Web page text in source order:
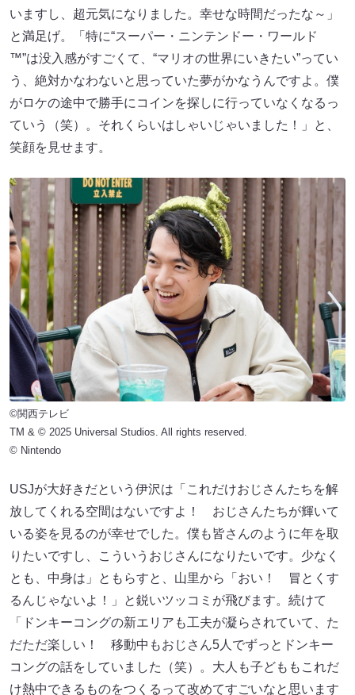
いますし、超元気になりました。幸せな時間だったな～」
と満足げ。「特に“スーパー・ニンテンドー・ワールド
™”は没入感がすごくて、“マリオの世界にいきたい”ってい
う、絶対かなわないと思っていた夢がかなうんですよ。僕
がロケの途中で勝手にコインを探しに行っていなくなるっ
ていう（笑）。それくらいはしゃいじゃいました！」と、
笑顔を見せます。
©関西テレビ
TM & © 2025 Universal Studios. All rights reserved.
© Nintendo
USJが大好きだという伊沢は「これだけおじさんたちを解
放してくれる空間はないですよ！ おじさんたちが輝いて
いる姿を見るのが幸せでした。僕も皆さんのように年を取
りたいですし、こういうおじさんになりたいです。少なく
とも、中身は」ともらすと、山里から「おい！ 冒とくす
るんじゃないよ！」と鋭いツッコミが飛びます。続けて
「ドンキーコングの新エリアも工夫が凝らされていて、た
だただ楽しい！ 移動中もおじさん5人でずっとドンキー
コングの話をしていました（笑）。大人も子どももこれだ
け熱中できるものをつくるって改めてすごいなと思います